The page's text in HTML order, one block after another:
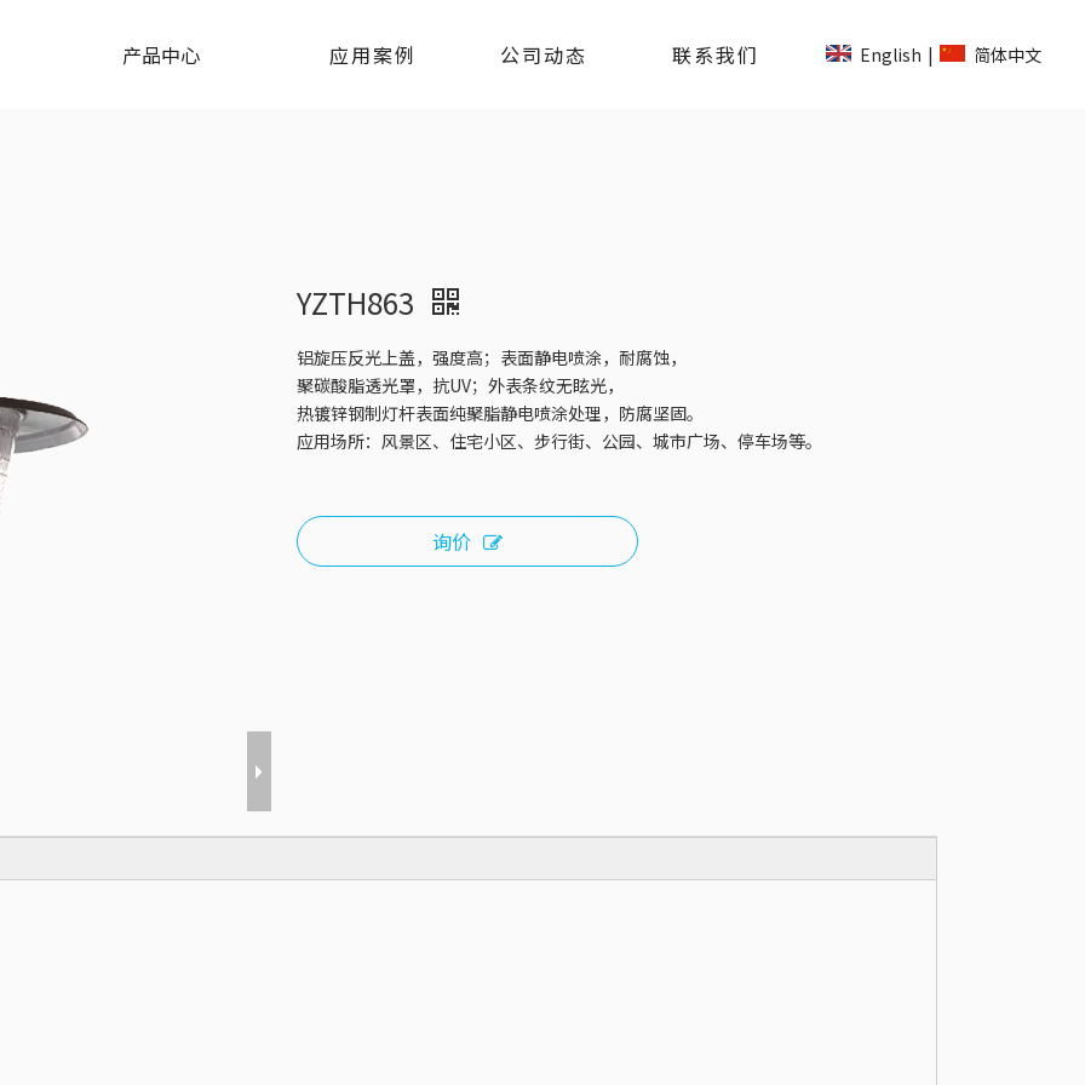
产品中心 应用案例 公司动态 联系我们 English | 简体中文
YZTH863
铝旋压反光上盖，强度高；表面静电喷涂，耐腐蚀，
聚碳酸脂透光罩，抗UV；外表条纹无眩光，
热镀锌钢制灯杆表面纯聚脂静电喷涂处理，防腐坚固。
应用场所：风景区、住宅小区、步行街、公园、城市广场、停车场等。
询价